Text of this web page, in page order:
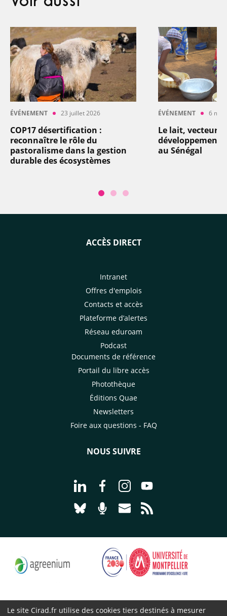
ÉVÉNEMENT 23 juillet 2026
COP17 désertification :
reconnaître le rôle du
pastoralisme dans la gestion
durable des écosystèmes
ÉVÉNEMENT 6 mai
Le lait, vecteur
développement
au Sénégal
ACCÈS DIRECT
Intranet
Offres d'emplois
Contacts et accès
Plateforme d’alertes
Réseau eduroam
Podcast
Documents de référence
Portail du libre accès
Photothèque
Éditions Quae
Newsletters
Foire aux questions - FAQ
NOUS SUIVRE
Aller à la page Nous suivre sur
Aller à la page Nous suivre sur
Aller à la page Nous
Aller à la page
Aller à la page Nous suivre sur
Aller à la page Nourrir le
Aller à la page Nous
Le site Cirad.fr utilise des cookies tiers destinés à mesurer